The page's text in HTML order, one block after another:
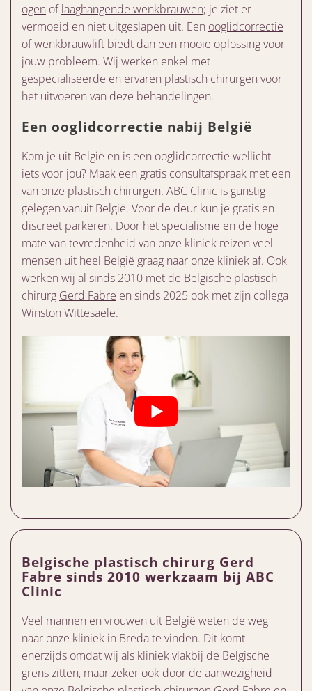
ogen oflaaghangende wenkbrauwen; je ziet er
vermoeid en niet uitgeslapen uit. Een ooglidcorrectie
ofwenkbrauwlift biedt dan een mooie oplossing voor
jouw probleem. Wij werken enkel met
gespecialiseerde en ervaren plastisch chirurgen voor
het uitvoeren van deze behandelingen.
Een ooglidcorrectie nabij België
Kom je uit België en is een ooglidcorrectie wellicht
iets voor jou? Maak een gratis consultafspraak met een
van onze plastisch chirurgen. ABC Clinic is gunstig
gelegen vanuit België. Voor de deur kun je gratis en
discreet parkeren. Door het specialisme en de hoge
mate van tevredenheid van onze kliniek reizen veel
mensen uit heel België graag naar onze kliniek af. Ook
werken wij al sinds 2010 met de Belgische plastisch
chirurg Gerd Fabre en sinds 2025 ook met zijn collega
Winston Wittesaele.
Belgische plastisch chirurg Gerd
Fabre sinds 2010 werkzaam bij ABC
Clinic
Veel mannen en vrouwen uit België weten de weg
naar onze kliniek in Breda te vinden. Dit komt
enerzijds omdat wij als kliniek vlakbij de Belgische
grens zitten, maar zeker ook door de aanwezigheid